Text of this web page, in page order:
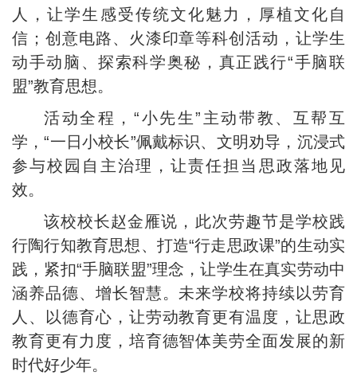
人，让学生感受传统文化魅力，厚植文化自
信；创意电路、火漆印章等科创活动，让学生
动手动脑、探索科学奥秘，真正践行“手脑联
盟”教育思想。
活动全程，“小先生”主动带教、互帮互
学，“一日小校长”佩戴标识、文明劝导，沉浸式
参与校园自主治理，让责任担当思政落地见
效。
该校校长赵金雁说，此次劳趣节是学校践
行陶行知教育思想、打造“行走思政课”的生动实
践，紧扣“手脑联盟”理念，让学生在真实劳动中
涵养品德、增长智慧。未来学校将持续以劳育
人、以德育心，让劳动教育更有温度，让思政
教育更有力度，培育德智体美劳全面发展的新
时代好少年。